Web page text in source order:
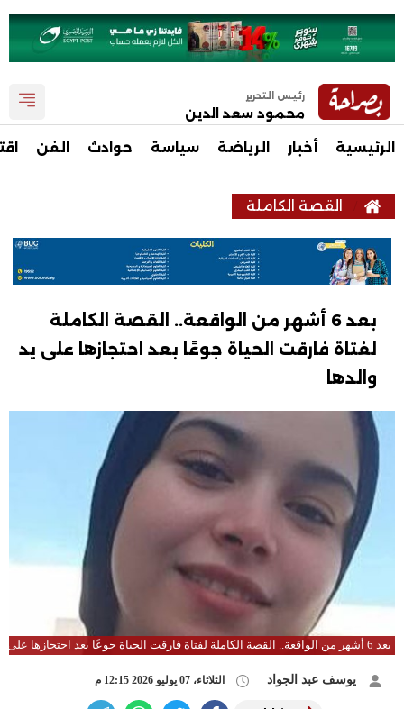
رئيس التحرير
محمود سعد الدين
الرئيسية أخبار الرياضة سياسة حوادث الفن
القصة الكاملة
بعد 6 أشهر من الواقعة.. القصة الكاملة
لفتاة فارقت الحياة جوعًا بعد احتجازها على يد
والدها
بعد 6 أشهر من الواقعة.. القصة الكاملة لفتاة فارقت الحياة جوعًا بعد احتجازها على يد والدها
يوسف عبد الجواد الثلاثاء، 07 يوليو 2026 12:15 م